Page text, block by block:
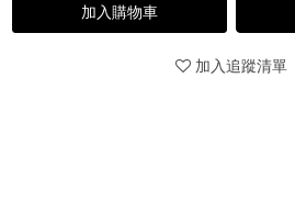
加入購物車
加入追蹤清單